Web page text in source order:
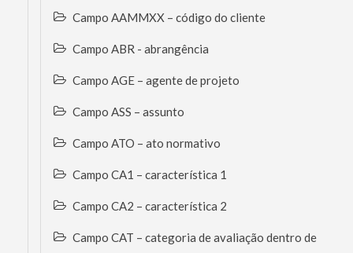
Campo AAMMXX – código do cliente
Campo ABR - abrangência
Campo AGE – agente de projeto
Campo ASS – assunto
Campo ATO – ato normativo
Campo CA1 – característica 1
Campo CA2 – característica 2
Campo CAT – categoria de avaliação dentro de